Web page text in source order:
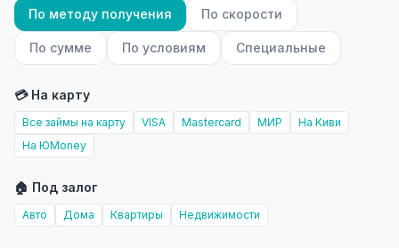
По методу получения По скорости
По сумме По условиям Специальные
💳 На карту
Все займы на карту VISA Mastercard МИР
На Киви
На ЮMoney
🏠 Под залог
Авто Дома Квартиры Недвижимости